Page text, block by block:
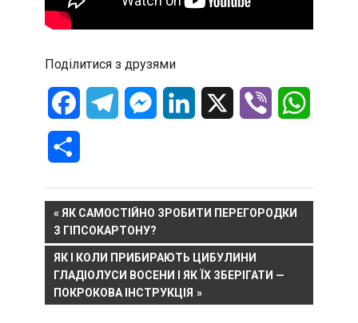
Поділитися з друзями
FacebookTelegramMessenger
LinkedIn Viber
Навигация
по
записям
PREVIOUS
POST:
ЯК САМОСТІЙНО ЗРОБИТИ ПЕРЕГОРОДКИ
З ГІПСОКАРТОНУ?
NEXT
POST:
ЯК І КОЛИ ПРИБИРАЮТЬ ЦИБУЛИНИ
ГЛАДІОЛУСИ ВОСЕНИ І ЯК ЇХ ЗБЕРІГАТИ —
ПОКРОКОВА ІНСТРУКЦІЯ